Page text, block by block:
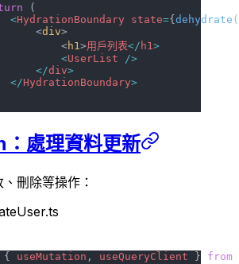
(
<
HydrationBoundary state={ dehydrate (
<
div>
<
h1 >用戶列表</ h1 >
<
UserList />
</
div>
</
HydrationBoundary>
處理資料更新
刪除等操作：
{ useMutation , useQueryClient } from